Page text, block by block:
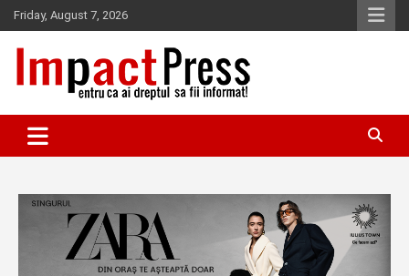
Skip
to
content
Friday, August 7, 2026
IMPACTPRESS